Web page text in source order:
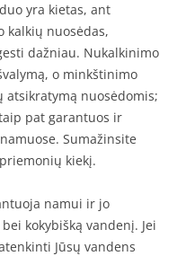
yra kietas, ant
kalkių nuosėdas,
dažniau. Nukalkinimo
o minkštinimo
nuosėdomis;
pat garantuos ir
Sumažinsite
kiekį.
namui ir jo
kokybišką vandenį. Jei
Jūsų vandens